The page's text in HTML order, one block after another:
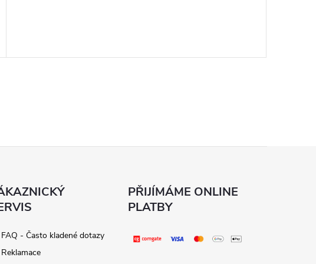
FAQ - Často kladené dotazy
Reklamace
PŘIJÍMÁME ONLINE
PLATBY